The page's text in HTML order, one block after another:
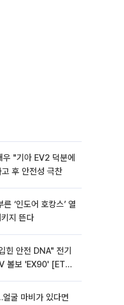
우 "기아 EV2 덕분에
후 안전성 극찬
른 ‘인도어 호캉스’ 열
지 뜬다
힌 안전 DNA" 전기
볼보 'EX90' [ET의
얼굴 마비가 있다면